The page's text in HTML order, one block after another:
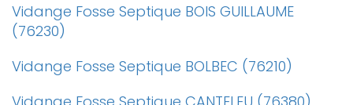
Vidange Fosse Septique BOIS GUILLAUME
(76230)
Vidange Fosse Septique BOLBEC (76210)